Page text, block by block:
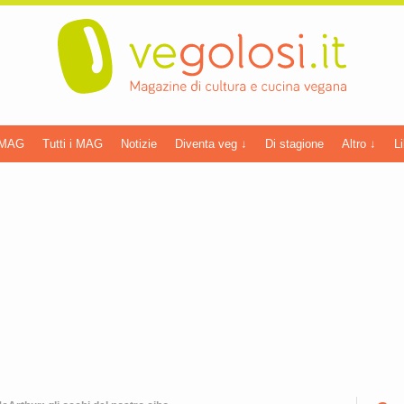
Tutti i MAG Notizie Diventa veg ↓ Di stagione Altro ↓